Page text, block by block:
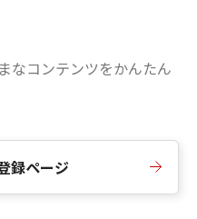
なコンテンツをかんたん
録ページ